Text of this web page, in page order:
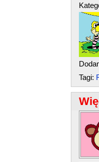
Tagi: